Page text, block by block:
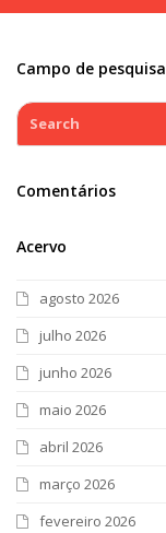
Campo de pesquisa
Search
Comentários
Acervo
agosto 2026
julho 2026
junho 2026
maio 2026
abril 2026
março 2026
fevereiro 2026